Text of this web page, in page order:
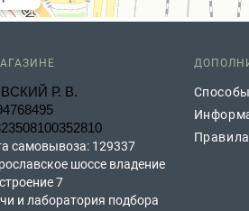
Р. В.
самовывоза: 129337
шоссе владение
7
и лаборатория подбора